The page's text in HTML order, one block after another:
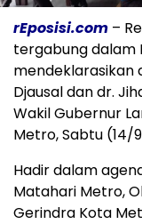
rEposisi.com –
tergabung dalam
mendeklarasikan
Djausal dan dr.
Wakil Gubernur
Metro, Sabtu (14/
Hadir dalam
Matahari Metro,
Gerindra Kota